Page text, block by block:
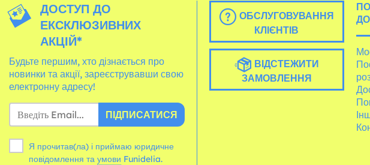
ДОСТУП ДО
ЕКСКЛЮЗИВНИХ
АКЦІЙ*
Будьте першим, хто дізнається про
новинки та акції, зареєструвавши свою
електронну адресу!
ПІДПИСАТИСЯ
Я прочитав(ла) і приймаю юридичне
повідомлення та умови Funidelia.
ОБСЛУГОВУВАННЯ
КЛІЄНТІВ
ВІДСТЕЖИТИ
ЗАМОВЛЕННЯ